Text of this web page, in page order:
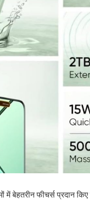
में बेहतरीन फीचर्स प्रदान